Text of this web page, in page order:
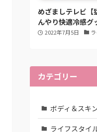
めざましテレビ【
んやり快適冷感グ
2022年7月5日
カテゴリー
ボディ＆スキ
ライフスタイ